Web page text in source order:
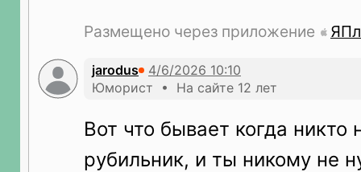
Размещено через приложение
jarodus
Юморист • На сайте 12 лет
Вот что бывает когда никто
рубильник, и ты никому не